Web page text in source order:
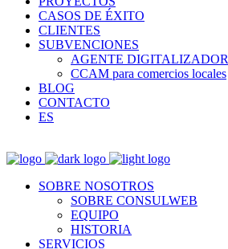
CASOS DE ÉXITO
CLIENTES
SUBVENCIONES
AGENTE DIGITALIZADOR
CCAM para comercios locales
BLOG
CONTACTO
ES
SOBRE NOSOTROS
SOBRE CONSULWEB
EQUIPO
HISTORIA
SERVICIOS